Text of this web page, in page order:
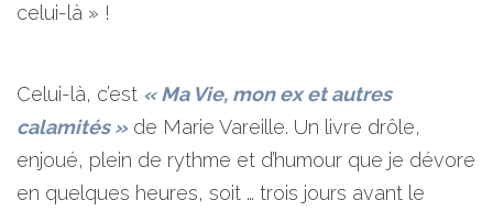
celui-là » !
Celui-là, c’est « Ma Vie, mon ex et autres
calamités »de Marie Vareille. Un livre drôle,
enjoué, plein de rythme et d’humour que je dévore
en quelques heures, soit … trois jours avant le